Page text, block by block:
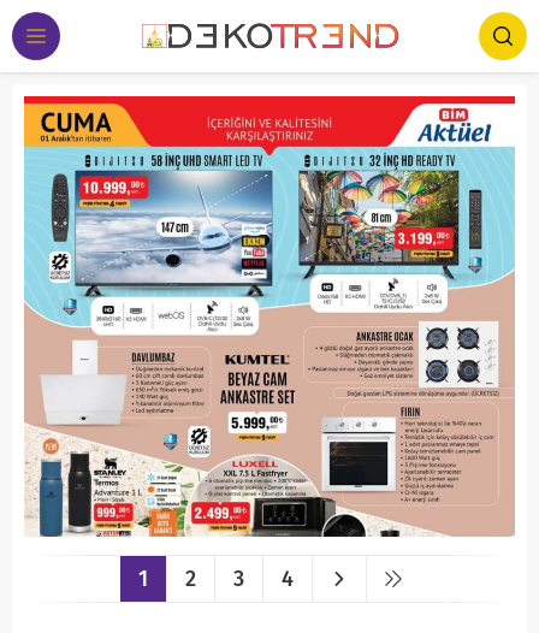
1 2 3 4